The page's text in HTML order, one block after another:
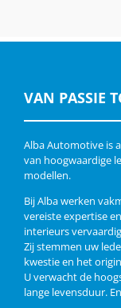
VAN PASSIE
Alba Automotive is
van hoogwaardige
modellen.
Bij Alba werken
vereiste expertise
interieurs
Zij stemmen uw
kwestie en het
U verwacht de
lange levensduur.